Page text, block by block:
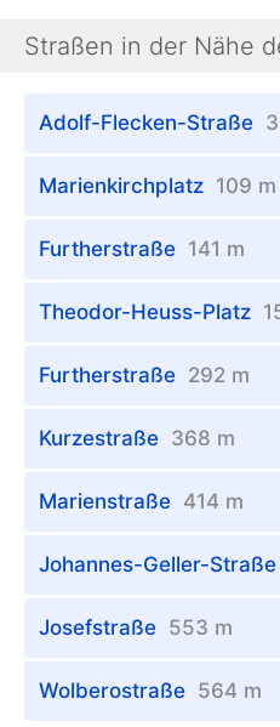
Straßen in der Nähe
Adolf-Flecken-Straße
Marienkirchplatz 109 m
Furtherstraße 141 m
Theodor-Heuss-Platz
Furtherstraße 292 m
Kurzestraße 368 m
Marienstraße 414 m
Johannes-Geller-Straße
Josefstraße 553 m
Wolberostraße 564 m